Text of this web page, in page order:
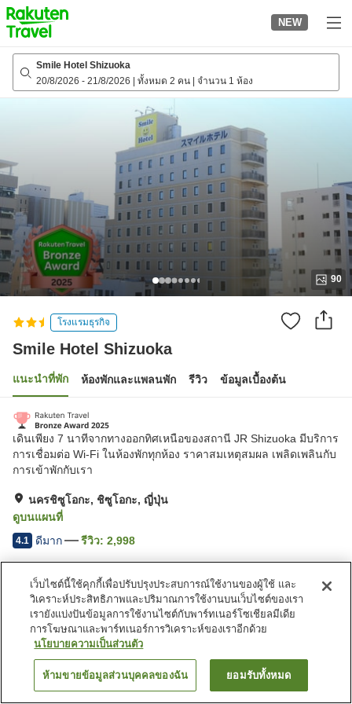
to
top
page
NEW
Smile Hotel Shizuoka
20/8/2026 - 21/8/2026 ทั้งหมด 2 คน จำนวน 1 ห้อง
90
โรงแรมธุรกิจ
Smile Hotel Shizuoka
แนะนำที่พัก ห้องพักและแพลนพัก รีวิว ข้อมูลเบื้องต้น
เดินเพียง 7 นาทีจากทางออกทิศเหนือของสถานี JR Shizuoka มีบริการ
การเชื่อมต่อ Wi-Fi ในห้องพักทุกห้อง ราคาสมเหตุสมผล เพลิดเพลินกับ
การเข้าพักกับเรา
นครชิซูโอกะ, ชิซูโอกะ, ญี่ปุ่น
ดูบนแผนที่
4.1 ดีมาก รีวิว: 2,998
สิ่งอำนวยความสะดวกในที่พัก
ที่จอดรถ
สปา/บิวตี้ซาลอน
ตู้จำหน่ายอัตโนมัติ
บริการซักผ้า (มีค่าบริการ)
Smile Hotel Shizuoka
ค้นหาห้องพัก
เว็บไซต์นี้ใช้คุกกี้เพื่อปรับปรุงประสบการณ์ใช้งานของผู้ใช้ และ
วิเคราะห์ประสิทธิภาพและปริมาณการใช้งานบนเว็บไซต์ของเรา
เรายังแบ่งปันข้อมูลการใช้งานไซต์กับพาร์ทเนอร์โซเชียลมีเดีย
การโฆษณาและพาร์ทเนอร์การวิเคราะห์ของเราอีกด้วย
นโยบายความเป็นส่วนตัว
ห้ามขายข้อมูลส่วนบุคคลของฉัน ยอมรับทั้งหมด